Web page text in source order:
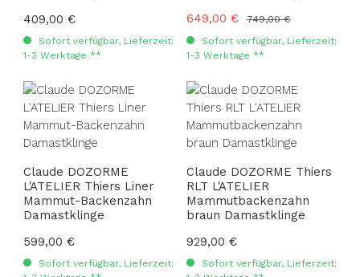
Regulärer Preis:
409,00 €
Sofort verfügbar, Lieferzeit:
1-3 Werktage **
Verkaufspreis:
649,00 € Regulärer Preis:
749,00 €
Sofort verfügbar, Lieferzeit:
1-3 Werktage **
Claude DOZORME
L'ATELIER Thiers Liner
Mammut-Backenzahn
Damastklinge
Regulärer Preis:
599,00 €
Sofort verfügbar, Lieferzeit:
Claude DOZORME Thiers
RLT L'ATELIER
Mammutbackenzahn
braun Damastklinge
Regulärer Preis:
929,00 €
Sofort verfügbar, Lieferzeit: